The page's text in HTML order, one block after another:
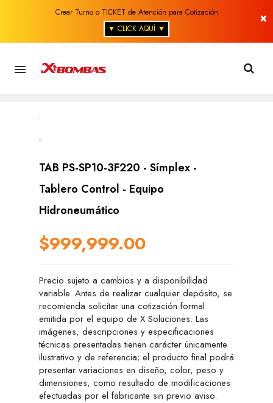
×
Crear Turno o TICKET de Atención para Cotización
▼ CLICK AQUÍ ▼

TAB PS-SP10-3F220 - Símplex -
Tablero Control - Equipo
Hidroneumático
$999,999.00
Precio sujeto a cambios y a disponibilidad
variable. Antes de realizar cualquier depósito, se
recomienda solicitar una cotización formal
emitida por el equipo de X Soluciones. Las
imágenes, descripciones y especificaciones
técnicas presentadas tienen carácter únicamente
ilustrativo y de referencia; el producto final podrá
presentar variaciones en diseño, color, peso y
dimensiones, como resultado de modificaciones
efectuadas por el fabricante sin previo aviso.